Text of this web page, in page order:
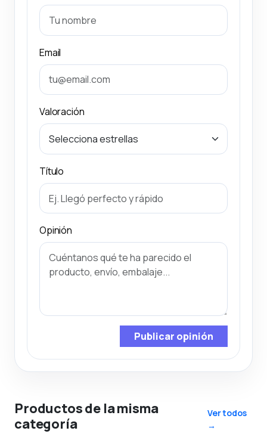
Email
Valoración
Título
Opinión
Publicar opinión
Productos de la misma
categoría
Ver todos
→